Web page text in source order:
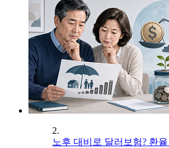
2.
노후 대비로 달러보험? 환